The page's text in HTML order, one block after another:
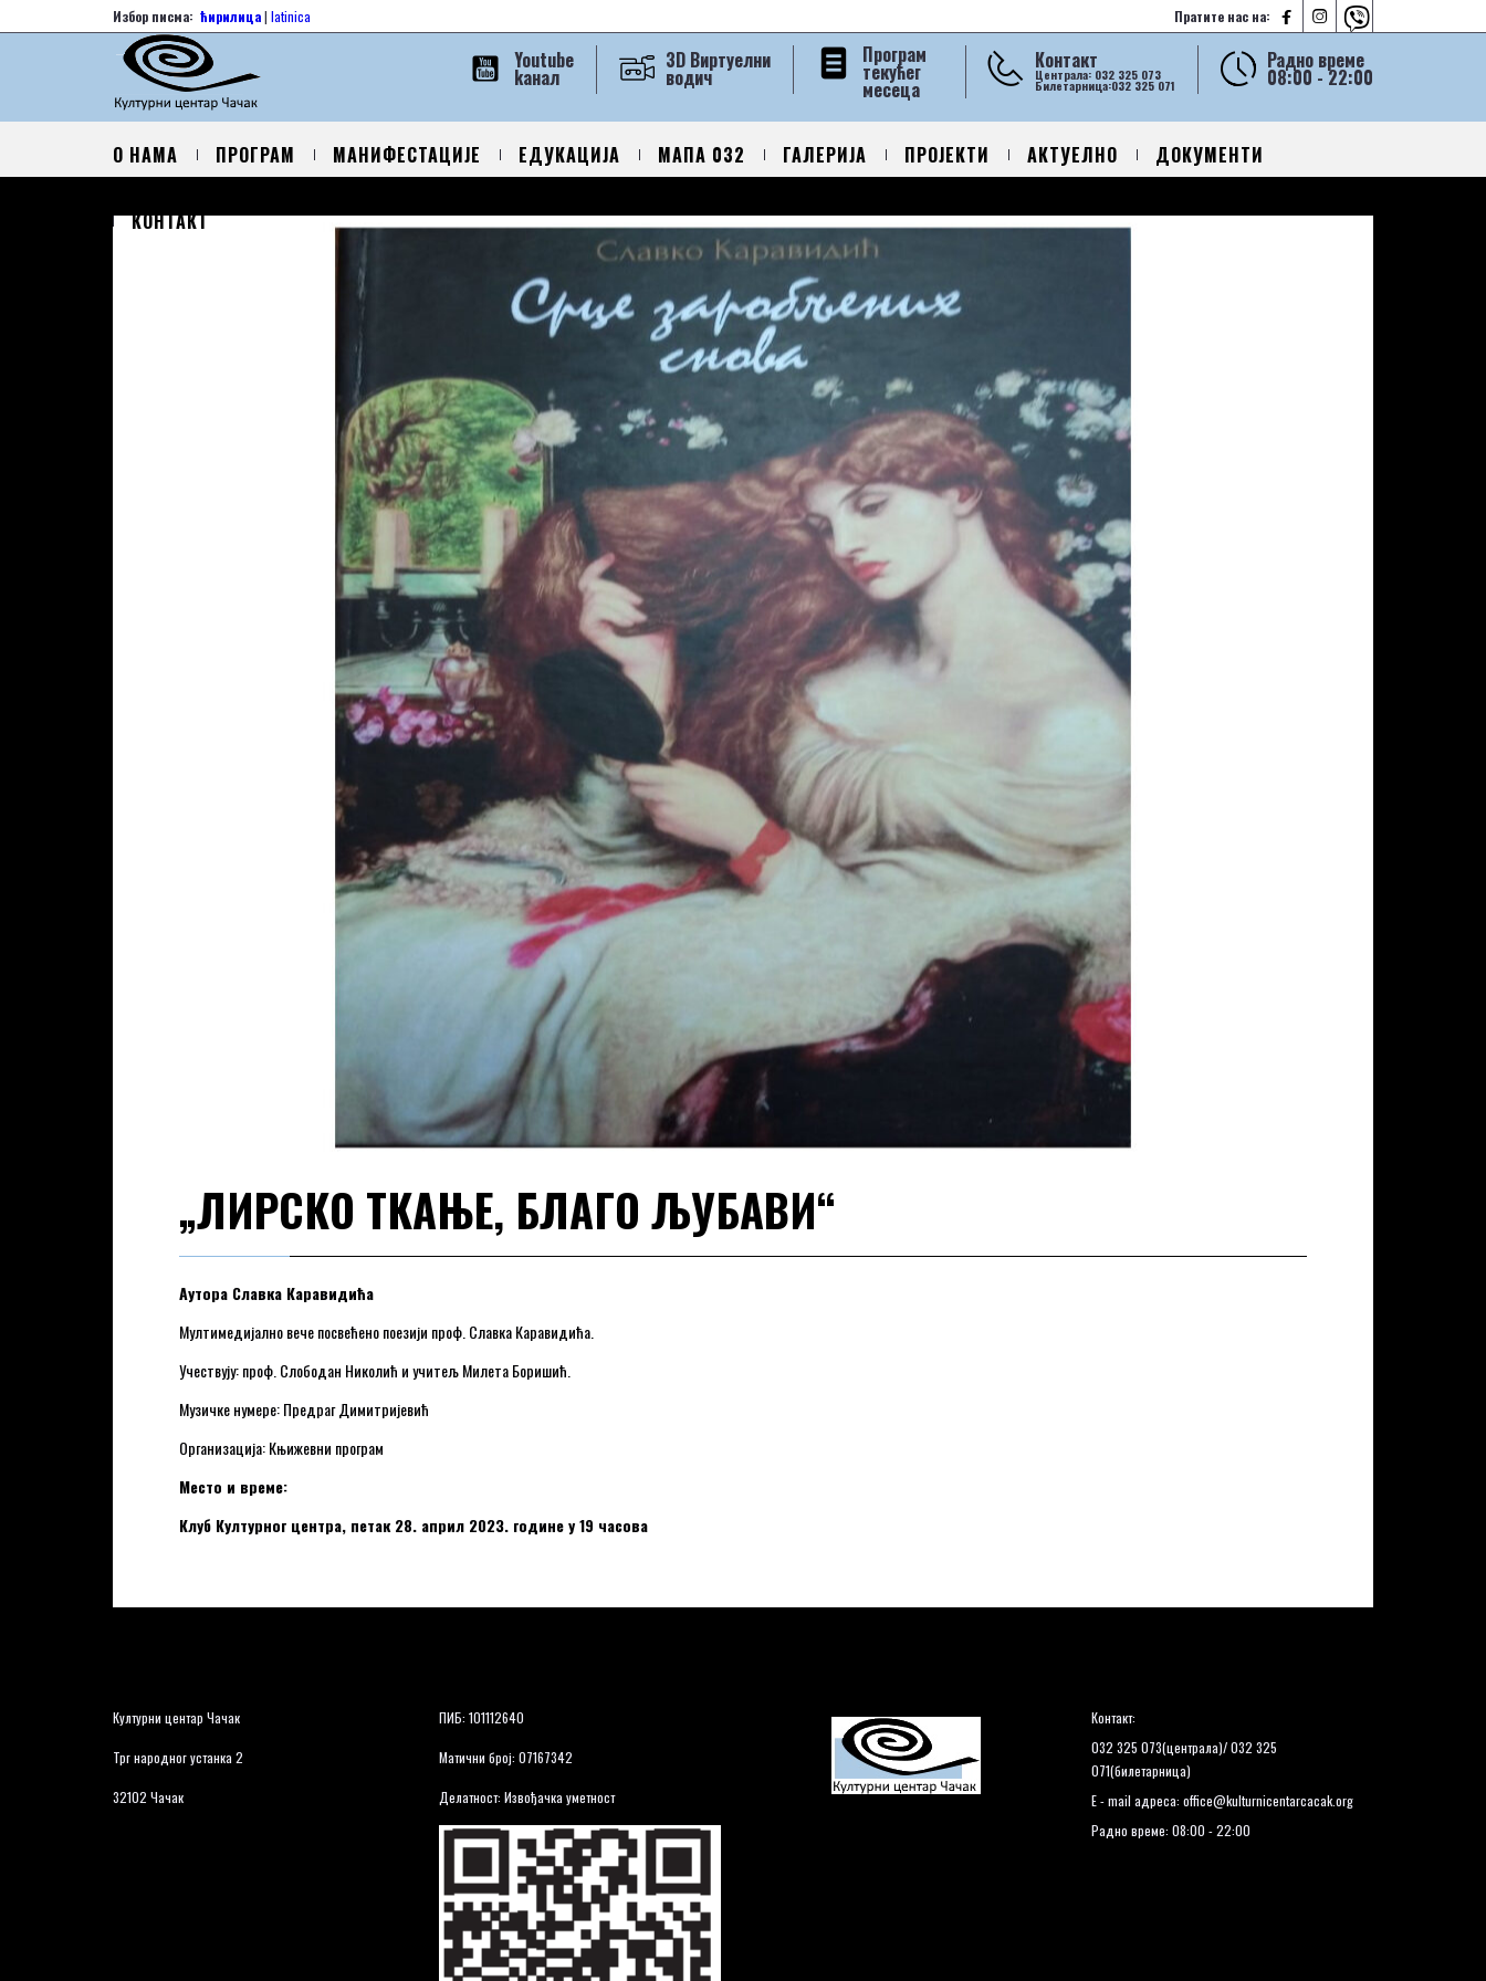
Пратите нас на:   
Избор писма: ћирилица| latinica
Радно време
08:00 - 22:00
Контакт
Централа: 032 325 073
Билетарница:032 325 071
Програм
текућег
месеца
3D Виртуелни
водич
Youtube
kанал
О НАМА ПРОГРАМ МАНИФЕСТАЦИЈЕ ЕДУКАЦИЈА МАПА 032 ГАЛЕРИЈА ПРОЈЕКТИ АКТУЕЛНО ДОКУМЕНТИ
КОНТАКТ
„ЛИРСКО ТКАЊЕ, БЛАГО ЉУБАВИ“
Аутора Славка Каравидића
Мултимедијално вече посвећено поезији проф. Славка Каравидића.
Учествују: проф. Слободан Николић и учитељ Милета Боришић.
Музичке нумере: Предраг Димитријевић
Организација: Књижевни програм
Место и време:
Клуб Културног центра, петак 28. април 2023. године у 19 часова
Културни центар Чачак
Трг народног устанка 2
32102 Чачак
ПИБ: 101112640
Матични број: 07167342
Делатност: Извођачка уметност
Контакт:
032 325 073(централа)/ 032 325
071(билетарница)
E - mail адреса: office@kulturnicentarcacak.org
Радно време: 08:00 - 22:00